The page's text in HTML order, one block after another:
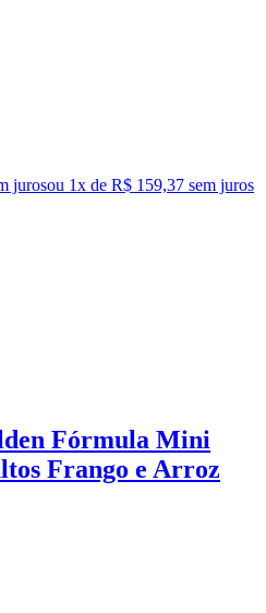
jurosou 1x de R$ 159,37 sem juros
Fórmula Mini
Frango e Arroz